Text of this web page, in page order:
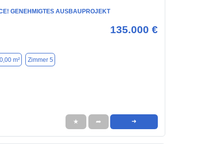
GENEHMIGTES AUSBAUPROJEKT
135.000 €
m² Zimmer 5
★ ➦ ➜